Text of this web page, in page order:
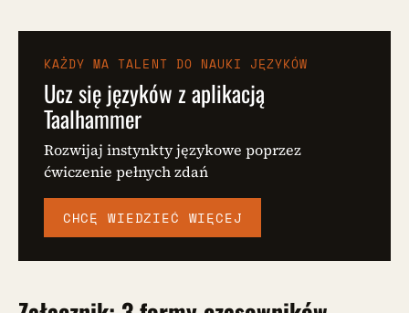
KAŻDY MA TALENT DO NAUKI JĘZYKÓW
Ucz się języków z aplikacją
Taalhammer
Rozwijaj instynkty językowe poprzez
ćwiczenie pełnych zdań
CHCĘ WIEDZIEĆ WIĘCEJ